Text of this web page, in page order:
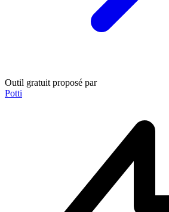
Outil gratuit proposé par
Potti